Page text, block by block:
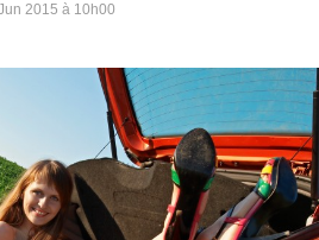
2015 à 10h00